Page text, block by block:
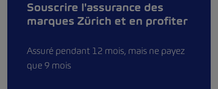
Souscrire l'assurance des
marques Zürich et en profiter
Assuré pendant 12 mois, mais ne payez
que 9 mois